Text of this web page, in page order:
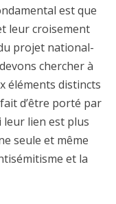
est que
leur croisement
projet national-
chercher à
éléments distincts
d’être porté par
leur lien est plus
seule et même
et la